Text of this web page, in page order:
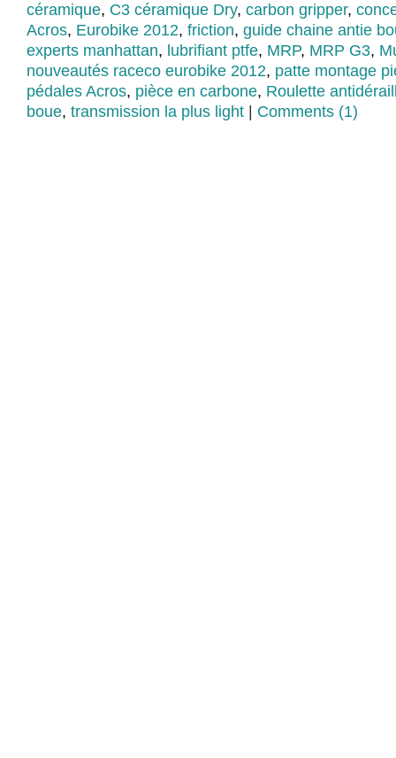
céramique, C3 céramique Dry, carbon gripper,
Acros, Eurobike 2012, friction, guide chaine antie
experts manhattan, lubrifiant ptfe, MRP, MRP G3,
nouveautés raceco eurobike 2012, patte montage
pédales Acros, pièce en carbone, Roulette
boue, transmission la plus light Comments (1)